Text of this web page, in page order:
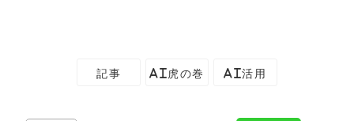
記事 AI虎の巻 AI活用